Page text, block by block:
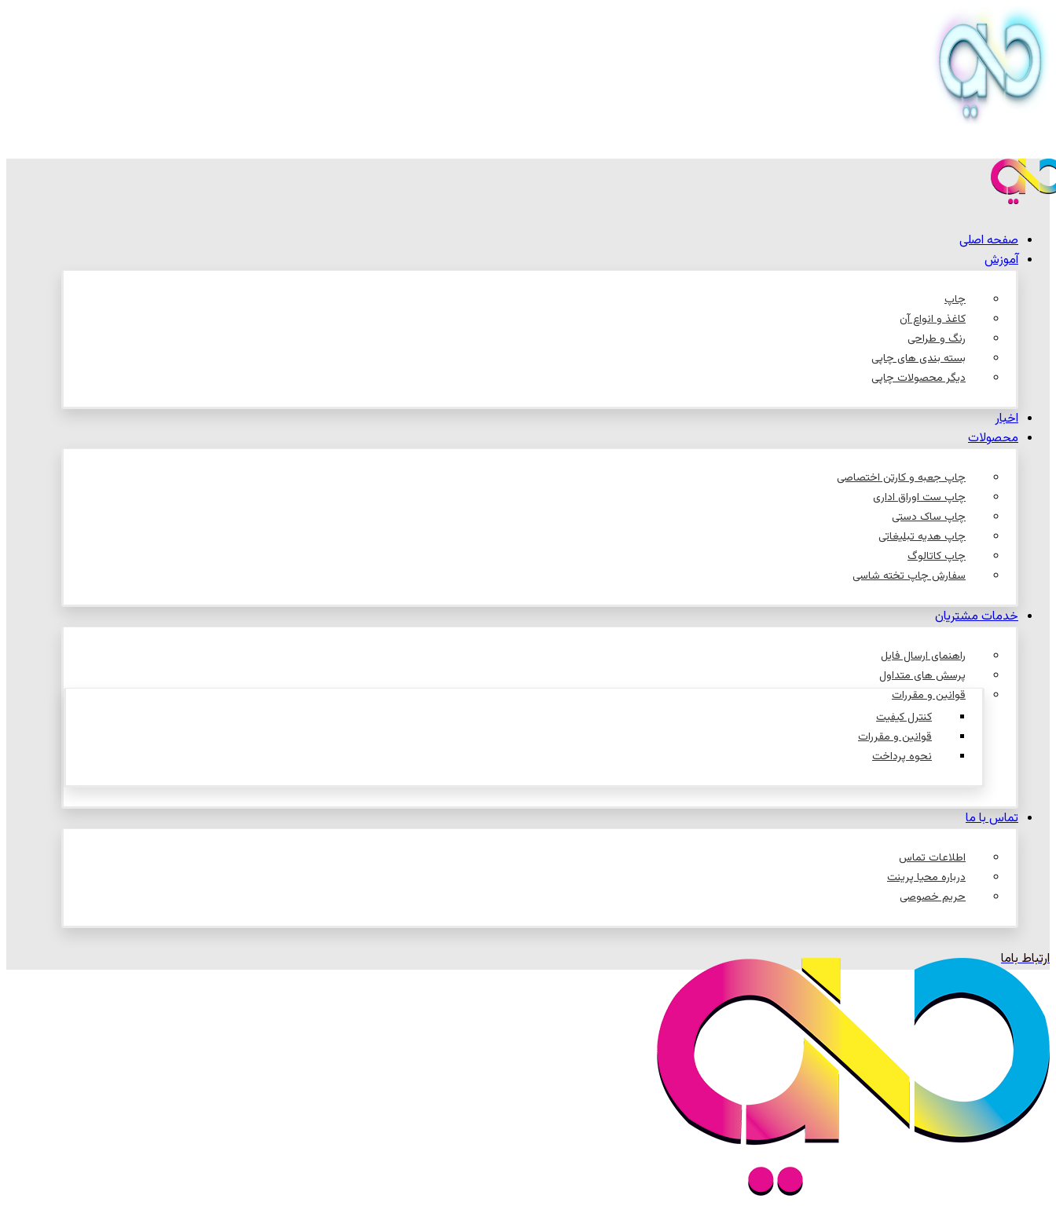
صفحه اصلی
آموزش
چاپ
کاغذ و انواع آن
رنگ و طراحی
بسته بندی های چاپی
دیگر محصولات چاپی
اخبار
محصولات
چاپ جعبه و کارتن اختصاصی
چاپ ست اوراق اداری
چاپ ساک دستی
چاپ هدیه تبلیغاتی
چاپ کاتالوگ
سفارش چاپ تخته شاسی
خدمات مشتریان
راهنمای ارسال فایل
پرسش های متداول
قوانین و مقررات
کنترل کیفیت
قوانین و مقررات
نحوه پرداخت
تماس با ما
اطلاعات تماس
درباره محیا پرینت
حریم خصوصی
ارتباط باما